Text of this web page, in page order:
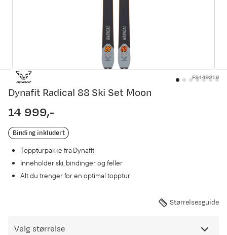
FS449219
Dynafit Radical 88 Ski Set Moon
price
14 999,-
Binding inkludert
Toppturpakke fra Dynafit
Inneholder ski, bindinger og feller
Alt du trenger for en optimal topptur
Størrelsesguide
Velg størrelse